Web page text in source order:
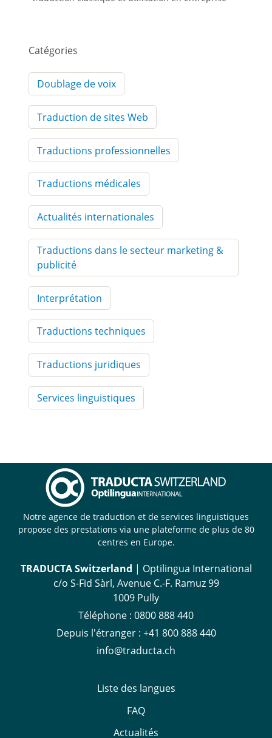
Catégories
Doublage de voix
Traduction de sites Web
Traductions professionnelles
Traductions médicales
Actualités internationales
Traductions dans le secteur marketing &
publicité
Interprétation
Traductions techniques
Traductions juridiques
Services linguistiques
Notre agence de traduction et de services linguistiques
propose des prestations via une plateforme de plus de 80
centres en Europe.
TRADUCTA Switzerland | Optilingua International
c/o S-Fid Sàrl, Avenue C.-F. Ramuz 99
1009 Pully
Téléphone : 0800 888 440
Depuis l'étranger : +41 800 888 440
info@traducta.ch
Liste des langues
FAQ
Actualités